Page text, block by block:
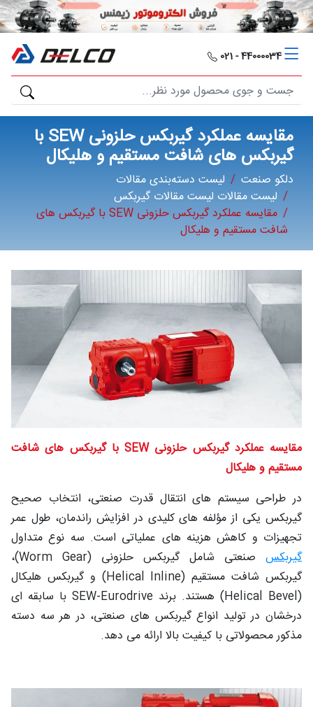
دلکو
صنعت
محصولات
مصارف
صنعتی
مقالات
گالری
ها
فرصت
شغلی
تماس
ما
44000034 - 021
مقایسه عملکرد گیربکس حلزونی SEW با
گیربکس‌ های شافت مستقیم و هلیکال
دلکو صنعت
لیست دسته‌بندی مقالات
لیست مقالات لیست مقالات گیربکس
مقایسه عملکرد گیربکس حلزونی SEW با گیربکس‌ های
شافت مستقیم و هلیکال
مقایسه عملکرد گیربکس حلزونی SEW با گیربکس‌ های شافت
مستقیم و هلیکال
در طراحی سیستم‌ های انتقال قدرت صنعتی، انتخاب صحیح
گیربکس یکی از مؤلفه‌ های کلیدی در افزایش راندمان، طول عمر
تجهیزات و کاهش هزینه‌ های عملیاتی است. سه نوع متداول
گیربکس
صنعتی شامل گیربکس حلزونی (Worm Gear)،
گیربکس شافت مستقیم (Helical Inline) و گیربکس هلیکال
(Helical Bevel) هستند. برند SEW-Eurodrive با سابقه‌ ای
درخشان در تولید انواع گیربکس‌ های صنعتی، در هر سه دسته
مذکور محصولاتی با کیفیت بالا ارائه می‌ دهد.